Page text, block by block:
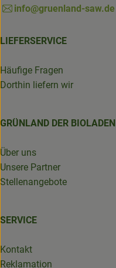
info@gruenland-saw.de
LIEFERSERVICE
Häufige Fragen
Dorthin liefern wir
GRÜNLAND DER BIOLADEN
Über uns
Unsere Partner
Stellenangebote
SERVICE
Kontakt
Reklamation